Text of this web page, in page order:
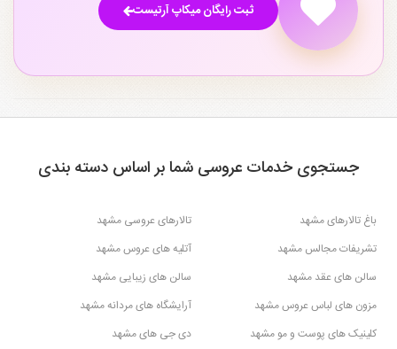
ثبت رایگان میکاپ آرتیست
جستجوی خدمات عروسی شما بر اساس دسته بندی
باغ تالارهای مشهد
تالارهای عروسی مشهد
تشریفات مجالس مشهد
آتلیه های عروس مشهد
سالن های عقد مشهد
سالن های زیبایی مشهد
مزون های لباس عروس مشهد
آرایشگاه های مردانه مشهد
کلینیک های پوست و مو مشهد
دی جی های مشهد